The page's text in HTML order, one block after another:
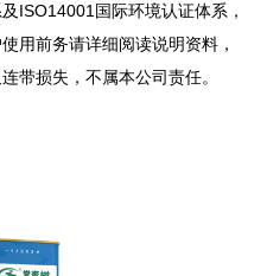
ISO14001国际环境认证体系，
用前务请详细阅读说明资料，
带损失，不属本公司责任。